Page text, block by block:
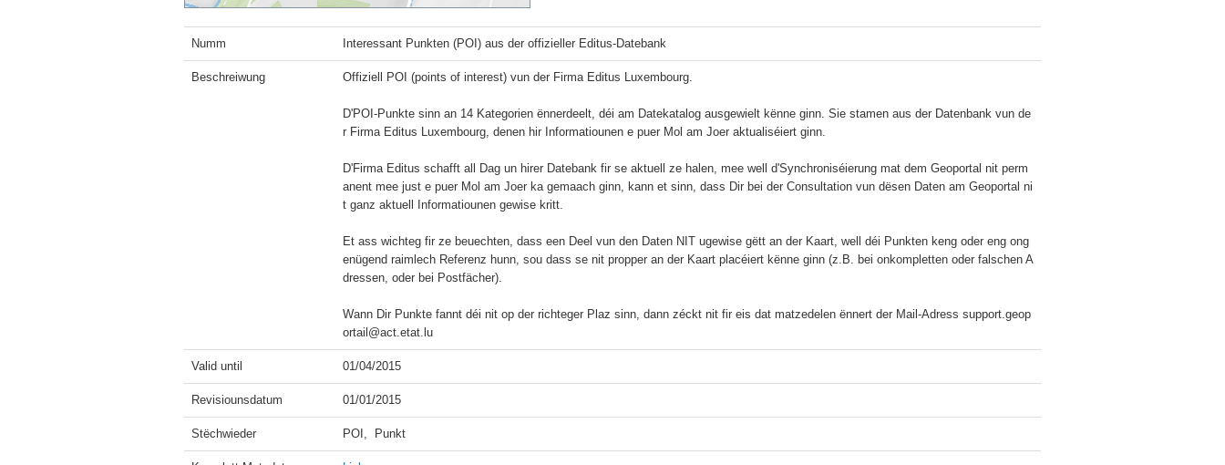
Numm Interessant Punkten (POI) aus der offizieller Editus-Datebank
Beschreiwung Offiziell POI (points of interest) vun der Firma Editus Luxembourg.
D'POI-Punkte sinn an 14 Kategorien ënnerdeelt, déi am Datekatalog ausgewielt kënne ginn. Sie stamen aus der Datenbank vun de
r Firma Editus Luxembourg, denen hir Informatiounen e puer Mol am Joer aktualiséiert ginn.
D'Firma Editus schafft all Dag un hirer Datebank fir se aktuell ze halen, mee well d'Synchroniséierung mat dem Geoportal nit perm
anent mee just e puer Mol am Joer ka gemaach ginn, kann et sinn, dass Dir bei der Consultation vun dësen Daten am Geoportal ni
t ganz aktuell Informatiounen gewise kritt.
Et ass wichteg fir ze beuechten, dass een Deel vun den Daten NIT ugewise gëtt an der Kaart, well déi Punkten keng oder eng ong
enügend raimlech Referenz hunn, sou dass se nit propper an der Kaart placéiert kënne ginn (z.B. bei onkompletten oder falschen A
dressen, oder bei Postfächer).
Wann Dir Punkte fannt déi nit op der richteger Plaz sinn, dann zéckt nit fir eis dat matzedelen ënnert der Mail-Adress support.geop
ortail@act.etat.lu
Valid until 01/04/2015
Revisiounsdatum 01/01/2015
Stëchwieder POI,  Punkt